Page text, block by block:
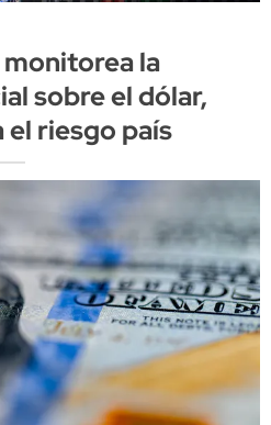
la
sobre el dólar,
riesgo país